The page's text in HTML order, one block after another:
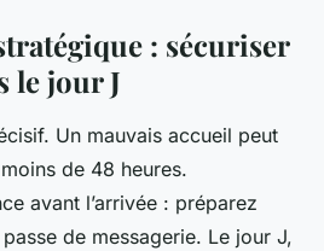
: sécuriser
le jour J
Un mauvais accueil peut
de 48 heures.
avant l’arrivée : préparez
de messagerie. Le jour J,